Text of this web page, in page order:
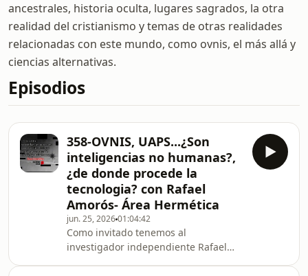
ancestrales, historia oculta, lugares sagrados, la otra
realidad del cristianismo y temas de otras realidades
relacionadas con este mundo, como ovnis, el más allá y
ciencias alternativas.
Episodios
358-OVNIS, UAPS...¿Son
inteligencias no humanas?,
¿de donde procede la
tecnologia? con Rafael
Amorós- Área Hermética
jun. 25, 202601:04:42
Como invitado tenemos al
investigador independiente Rafael